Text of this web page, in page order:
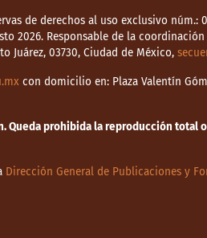
de derechos al uso exclusivo núm.:
2026. Responsable de la
Juárez, 03730, Ciudad de México,
con domicilio en: Plaza Valentín
prohibida la reproducción total
Dirección General de Publicaciones y